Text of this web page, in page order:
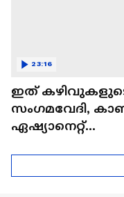
ഇത്
സംഗമവേദി,
ഏഷ്യാനെറ്റ്
23:16